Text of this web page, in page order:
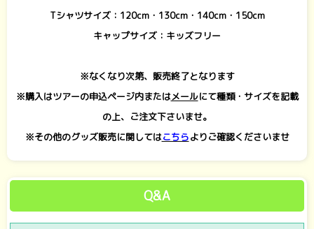
Tシャツサイズ：120cm・130cm・140cm・150cm
キャップサイズ：キッズフリー
※なくなり次第、販売終了となります
※購入はツアーの申込ページ内またはメールにて種類・サイズを記載
の上、ご注文下さいませ。
※その他のグッズ販売に関してはこちらよりご確認くださいませ
Q&A